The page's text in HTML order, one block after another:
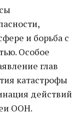
и борьба с
Особое
глав
катастрофы
действий
ООН.